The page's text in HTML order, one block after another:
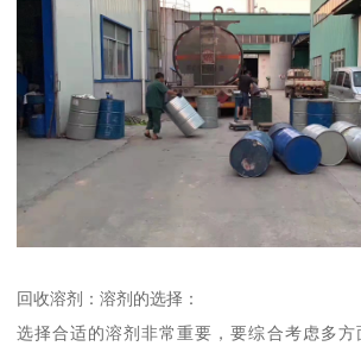
回收溶剂：溶剂的选择：
选择合适的溶剂非常重要，要综合考虑多